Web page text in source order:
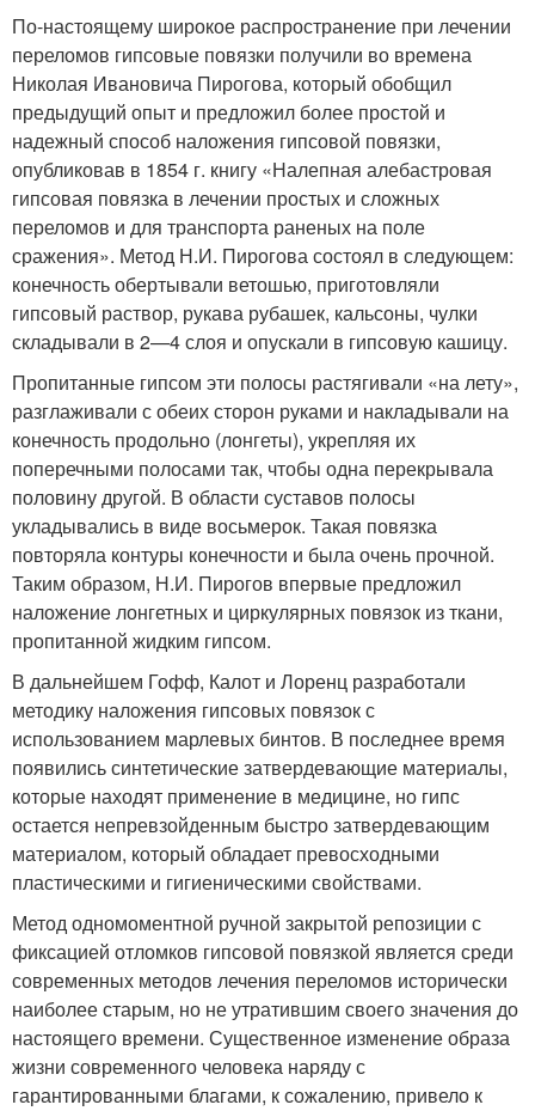
По-настоящему широкое распространение при лечении
переломов гипсовые повязки получили во времена
Николая Ивановича Пирогова, который обобщил
предыдущий опыт и предложил более простой и
надежный способ наложения гипсовой повязки,
опубликовав в 1854 г. книгу «Налепная алебастровая
гипсовая повязка в лечении простых и сложных
переломов и для транспорта раненых на поле
сражения». Метод Н.И. Пирогова состоял в следующем:
конечность обертывали ветошью, приготовляли
гипсовый раствор, рукава рубашек, кальсоны, чулки
складывали в 2—4 слоя и опускали в гипсовую кашицу.
Пропитанные гипсом эти полосы растягивали «на лету»,
разглаживали с обеих сторон руками и накладывали на
конечность продольно (лонгеты), укрепляя их
поперечными полосами так, чтобы одна перекрывала
половину другой. В области суставов полосы
укладывались в виде восьмерок. Такая повязка
повторяла контуры конечности и была очень прочной.
Таким образом, Н.И. Пирогов впервые предложил
наложение лонгетных и циркулярных повязок из ткани,
пропитанной жидким гипсом.
В дальнейшем Гофф, Калот и Лоренц разработали
методику наложения гипсовых повязок с
использованием марлевых бинтов. В последнее время
появились синтетические затвердевающие материалы,
которые находят применение в медицине, но гипс
остается непревзойденным быстро затвердевающим
материалом, который обладает превосходными
пластическими и гигиеническими свойствами.
Метод одномоментной ручной закрытой репозиции с
фиксацией отломков гипсовой повязкой является среди
современных методов лечения переломов исторически
наиболее старым, но не утратившим своего значения до
настоящего времени. Существенное изменение образа
жизни современного человека наряду с
гарантированными благами, к сожалению, привело к